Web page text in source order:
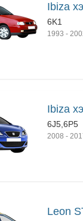
Ibiza
6K1
1993 -
Ibiza
6J5,6P5
2008 -
Leon